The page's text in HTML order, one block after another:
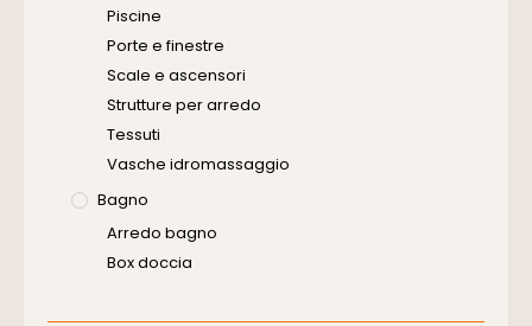
Piscine
Porte e finestre
Scale e ascensori
Strutture per arredo
Tessuti
Vasche idromassaggio
Bagno
Arredo bagno
Box doccia